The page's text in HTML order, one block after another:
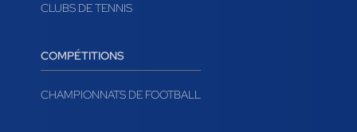
CLUBS DE TENNIS
COMPÉTITIONS
CHAMPIONNATS DE FOOTBALL